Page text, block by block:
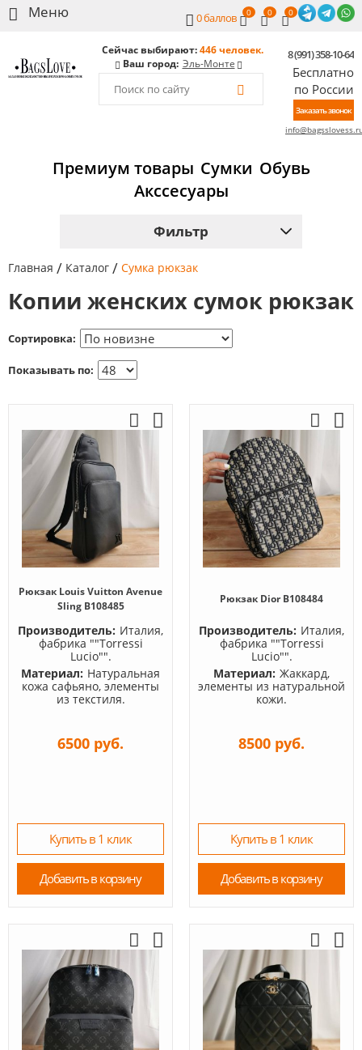
0баллов 0 0 0
Сейчас выбирают:446 человек.
Ваш город: Эль-Монте
8 (991) 358-10-64
Бесплатно
по России
Заказать звонок
Премиум товары Сумки Обувь
Акссесуары
Фильтр
Главная / Каталог / Сумка рюкзак
Копии женских сумок рюкзак
Сортировка:
Показывать по:
Рюкзак Louis Vuitton Avenue
Sling B108485
Производитель: Италия,
фабрика ""Torressi
Lucio"".
Материал: Натуральная
кожа сафьяно, элементы
из текстиля.
6500 руб.
Купить в 1 клик
Добавить в корзину
Рюкзак Dior B108484
Производитель: Италия,
фабрика ""Torressi
Lucio"".
Материал: Жаккард,
элементы из натуральной
кожи.
8500 руб.
Купить в 1 клик
Добавить в корзину